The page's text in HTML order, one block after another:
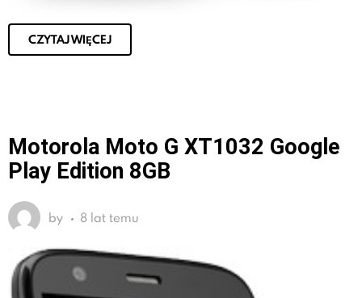
CZYTAJ WIĘCEJ
Motorola Moto G XT1032 Google
Play Edition 8GB
by 8 lat temu